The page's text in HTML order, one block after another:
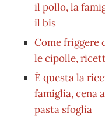
il pollo, la
il bis
Come friggere
le cipolle,
È questa la
famiglia, cena
pasta sfoglia